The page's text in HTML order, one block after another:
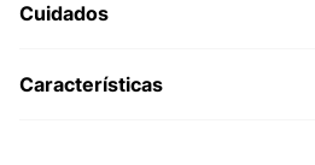
Cuidados
Características